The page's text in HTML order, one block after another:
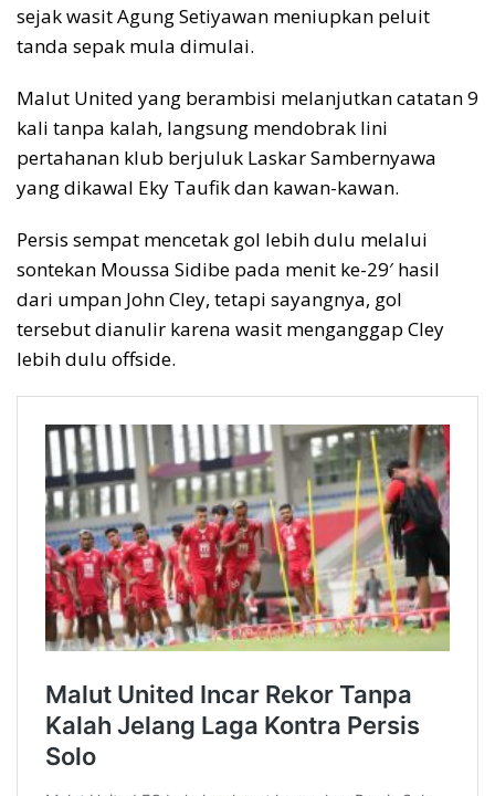
sejak wasit Agung Setiyawan meniupkan peluit
tanda sepak mula dimulai.
Malut United yang berambisi melanjutkan catatan 9
kali tanpa kalah, langsung mendobrak lini
pertahanan klub berjuluk Laskar Sambernyawa
yang dikawal Eky Taufik dan kawan-kawan.
Persis sempat mencetak gol lebih dulu melalui
sontekan Moussa Sidibe pada menit ke-29′ hasil
dari umpan John Cley, tetapi sayangnya, gol
tersebut dianulir karena wasit menganggap Cley
lebih dulu offside.